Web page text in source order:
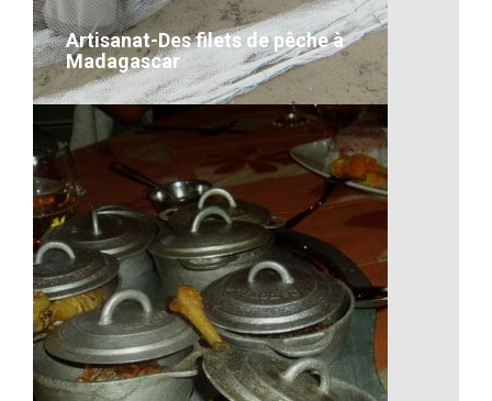
VOIR LE DÉTAIL
Artisanat-Des filets de pêche à
Madagascar